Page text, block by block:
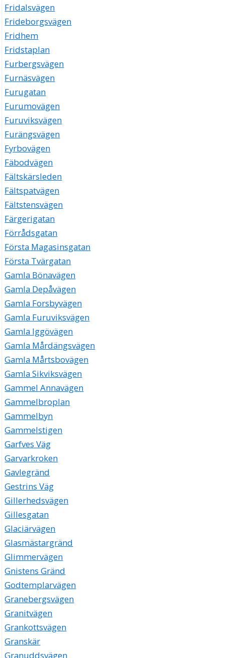
Fridalsvägen
Frideborgsvägen
Fridhem
Fridstaplan
Furbergsvägen
Furnäsvägen
Furugatan
Furumovägen
Furuviksvägen
Furängsvägen
Fyrbovägen
Fäbodvägen
Fältskärsleden
Fältspatvägen
Fältstensvägen
Färgerigatan
Förrådsgatan
Första Magasinsgatan
Första Tvärgatan
Gamla Bönavägen
Gamla Depåvägen
Gamla Forsbyvägen
Gamla Furuviksvägen
Gamla Iggövägen
Gamla Mårdängsvägen
Gamla Mårtsbovägen
Gamla Sikviksvägen
Gammel Annavägen
Gammelbroplan
Gammelbyn
Gammelstigen
Garfves Väg
Garvarkroken
Gavlegränd
Gestrins Väg
Gillerhedsvägen
Gillesgatan
Glaciärvägen
Glasmästargränd
Glimmervägen
Gnistens Gränd
Godtemplarvägen
Granebergsvägen
Granitvägen
Grankottsvägen
Granskär
Granuddsvägen